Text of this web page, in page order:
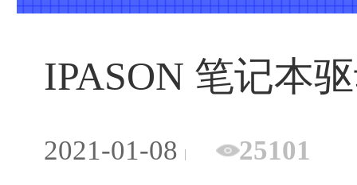
IPASON 笔记本
2021-01-08 25101